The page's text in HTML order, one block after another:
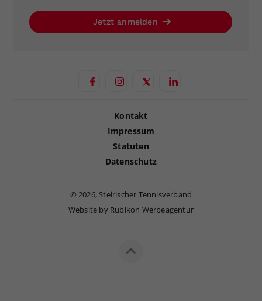
Jetzt anmelden
Kontakt
Impressum
Statuten
Datenschutz
©2026, Steirischer Tennisverband
Website by Rubikon Werbeagentur